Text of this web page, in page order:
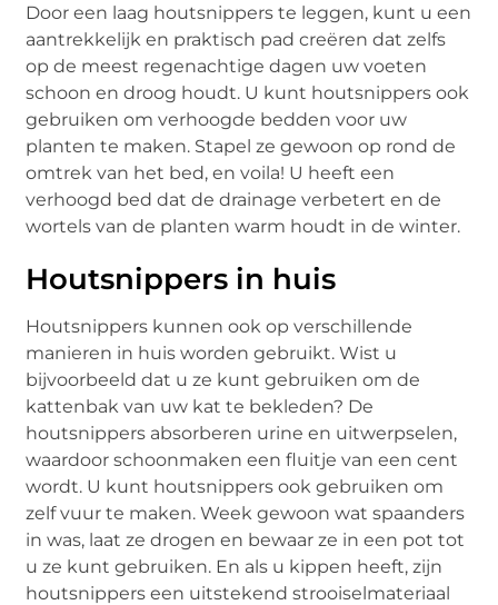
Door een laag houtsnippers te leggen, kunt u een
aantrekkelijk en praktisch pad creëren dat zelfs
op de meest regenachtige dagen uw voeten
schoon en droog houdt. U kunt houtsnippers ook
gebruiken om verhoogde bedden voor uw
planten te maken. Stapel ze gewoon op rond de
omtrek van het bed, en voila! U heeft een
verhoogd bed dat de drainage verbetert en de
wortels van de planten warm houdt in de winter.
Houtsnippers in huis
Houtsnippers kunnen ook op verschillende
manieren in huis worden gebruikt. Wist u
bijvoorbeeld dat u ze kunt gebruiken om de
kattenbak van uw kat te bekleden? De
houtsnippers absorberen urine en uitwerpselen,
waardoor schoonmaken een fluitje van een cent
wordt. U kunt houtsnippers ook gebruiken om
zelf vuur te maken. Week gewoon wat spaanders
in was, laat ze drogen en bewaar ze in een pot tot
u ze kunt gebruiken. En als u kippen heeft, zijn
houtsnippers een uitstekend strooiselmateriaal